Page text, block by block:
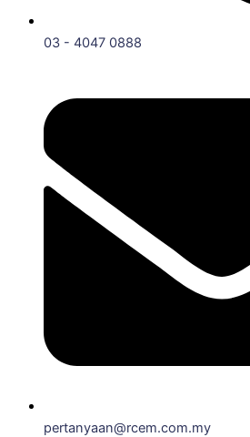
03 - 4047 0888
pertanyaan@rcem.com.my